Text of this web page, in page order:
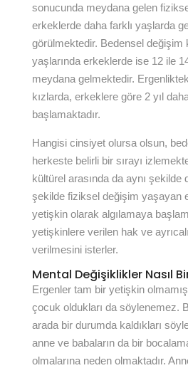
sonucunda meydana gelen
erkeklerde daha farklı yaşlarda
görülmektedir. Bedensel değişim
yaşlarında erkeklerde ise 12 ile
meydana gelmektedir.
kızlarda, erkeklere göre 2 yıl
başlamaktadır.
Hangisi cinsiyet olursa olsun,
herkeste belirli bir sırayı
kültürel arasında da aynı şekilde
şekilde fiziksel değişim yaşayan
yetişkin olarak algılamaya
yetişkinlere verilen hak ve
verilmesini isterler.
Mental Değişiklikler Nasıl
Ergenler tam bir yetişkin
çocuk oldukları da söylenemez.
arada bir durumda kaldıkları
anne ve babaların da bir
olmalarına neden olmaktadır.